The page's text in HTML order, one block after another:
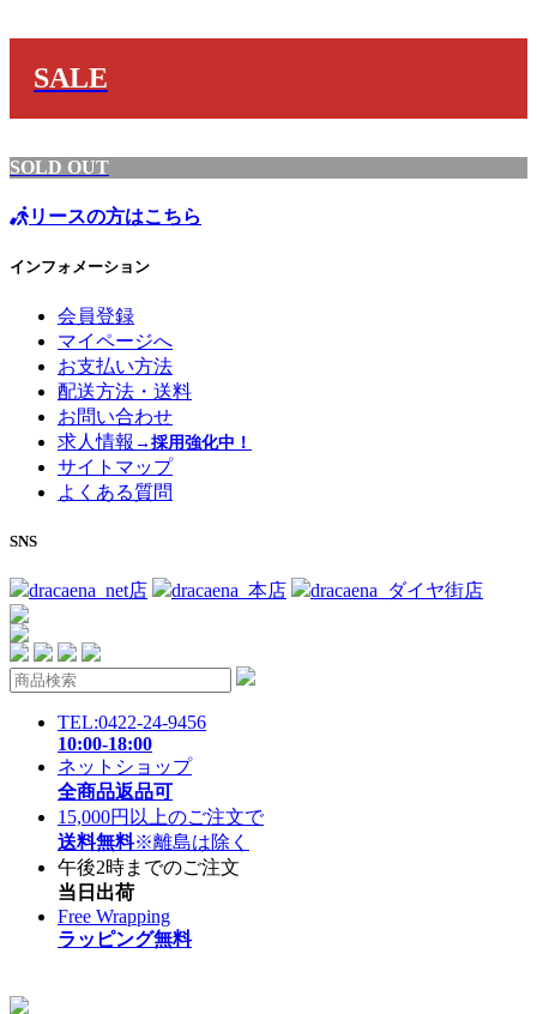
SALE
SOLD OUT
リースの方はこちら
インフォメーション
会員登録
マイページへ
お支払い方法
配送方法・送料
お問い合わせ
求人情報 →採用強化中！
サイトマップ
よくある質問
SNS
dracaena_net店 dracaena_本店 dracaena_ダイヤ街店
TEL:0422-24-9456
10:00-18:00
ネットショップ
全商品返品可
15,000円以上のご注文で
送料無料※離島は除く
午後2時までのご注文
当日出荷
Free Wrapping
ラッピング無料